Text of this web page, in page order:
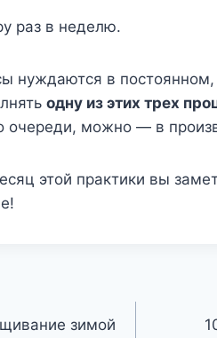
раз в неделю.
нуждаются в
одну из этих трех
очереди, можно — в
этой практики вы
зимой